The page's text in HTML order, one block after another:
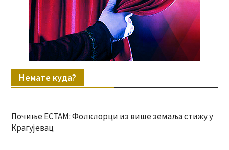
Немате куда?
Почиње ЕСТАМ: Фолклорци из више земаља стижу у
Крагујевац